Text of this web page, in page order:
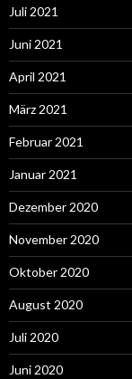
Juli 2021
Juni 2021
April 2021
März 2021
Februar 2021
Januar 2021
Dezember 2020
November 2020
Oktober 2020
August 2020
Juli 2020
Juni 2020